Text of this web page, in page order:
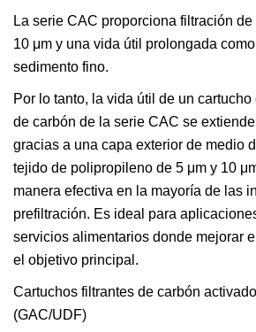
La serie CAC proporciona filtración
10 μm y una vida útil prolongada
sedimento fino.
Por lo tanto, la vida útil de un
de carbón de la serie CAC se
gracias a una capa exterior de medio
tejido de polipropileno de 5 μm y 10
manera efectiva en la mayoría de las
prefiltración. Es ideal para
servicios alimentarios donde mejorar
el objetivo principal.
Cartuchos filtrantes de carbón
(GAC/UDF)